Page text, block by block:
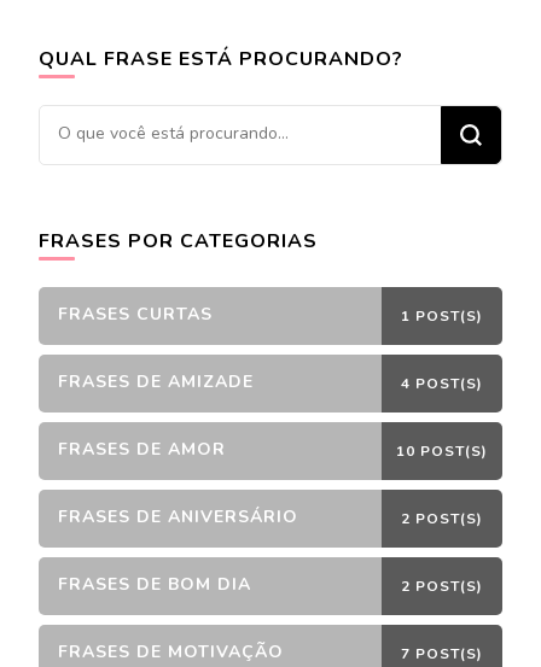
QUAL FRASE ESTÁ PROCURANDO?
Procurando
algo?
FRASES POR CATEGORIAS
FRASES CURTAS 1 POST(S)
FRASES DE AMIZADE 4 POST(S)
FRASES DE AMOR 10 POST(S)
FRASES DE ANIVERSÁRIO 2 POST(S)
FRASES DE BOM DIA 2 POST(S)
FRASES DE MOTIVAÇÃO 7 POST(S)